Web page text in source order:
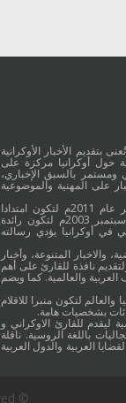
بتقديم الأخبار الأوكرانية
حول أوكرانيا مركزة على
بالسبق الإخباري،
على المهنية والموضوعية
وقد جائت انطلاقة "أوكرانيا بالعربية" في 16 كانون الأول/ديسمبر عام 2011م لتكون امتدادا
للموقع العربي الاوكراني والذي بدأ عمله الاعلامي منذ 16 أيلول/سبتمبر 2003م لتكون رائدة
في أوكرانيا يؤدي رسالته
والاخبار المتنوعة، وأخبار
نافذة للقارئ على أهم
والعالمية. كما ويضم
والعالم لتكون منبرا للاقلام
بشخصيات هامة.
ليقدم للقارئ الاوكراني و
باللغة الروسية. ناقلة
العربية والدول العربية
© Ukraine in Arabic, 2018. All Rights Reserved.